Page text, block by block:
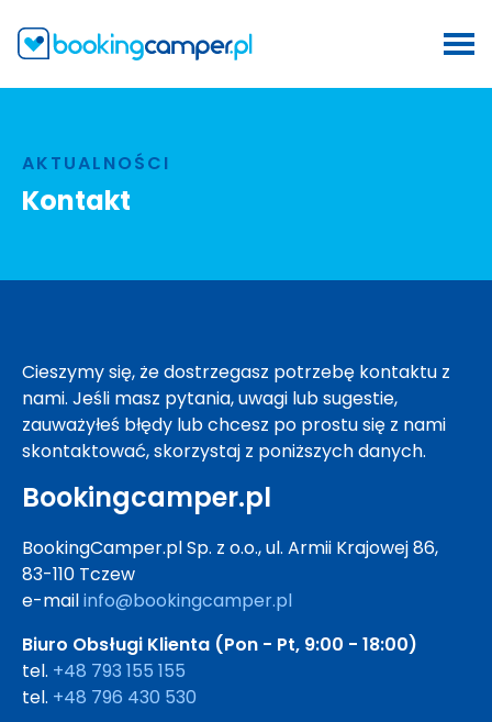
AKTUALNOŚCI
Kontakt
Cieszymy się, że dostrzegasz potrzebę kontaktu z
nami. Jeśli masz pytania, uwagi lub sugestie,
zauważyłeś błędy lub chcesz po prostu się z nami
skontaktować, skorzystaj z poniższych danych.
Bookingcamper.pl
BookingCamper.pl Sp. z o.o., ul. Armii Krajowej 86,
83-110 Tczew
e-mailinfo@bookingcamper.pl
Biuro Obsługi Klienta (Pon - Pt, 9:00 - 18:00)
tel. +48 793 155 155
tel. +48 796 430 530